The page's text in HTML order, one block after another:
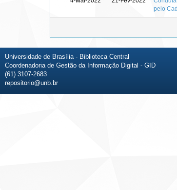
pelo
Universidade de Brasília - Biblioteca Central
Coordenadoria de Gestão da Informação Digital - GID
(61) 3107-2683
repositorio@unb.br